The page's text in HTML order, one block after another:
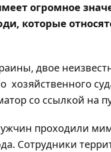
огромное
которые
двое
хозяйственного
со ссылкой на
проходили
Сотрудники